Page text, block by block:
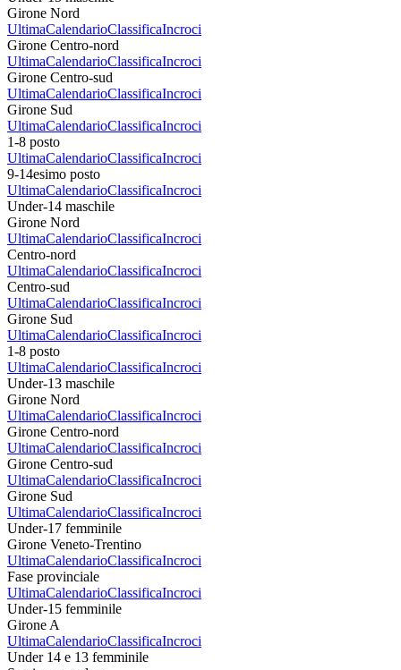
Girone Nord
UltimaCalendarioClassificaIncroci
Girone Centro-nord
UltimaCalendarioClassificaIncroci
Girone Centro-sud
UltimaCalendarioClassificaIncroci
Girone Sud
UltimaCalendarioClassificaIncroci
1-8 posto
UltimaCalendarioClassificaIncroci
9-14esimo posto
UltimaCalendarioClassificaIncroci
Under-14 maschile
Girone Nord
UltimaCalendarioClassificaIncroci
Centro-nord
UltimaCalendarioClassificaIncroci
Centro-sud
UltimaCalendarioClassificaIncroci
Girone Sud
UltimaCalendarioClassificaIncroci
1-8 posto
UltimaCalendarioClassificaIncroci
Under-13 maschile
Girone Nord
UltimaCalendarioClassificaIncroci
Girone Centro-nord
UltimaCalendarioClassificaIncroci
Girone Centro-sud
UltimaCalendarioClassificaIncroci
Girone Sud
UltimaCalendarioClassificaIncroci
Under-17 femminile
Girone Veneto-Trentino
UltimaCalendarioClassificaIncroci
Fase provinciale
UltimaCalendarioClassificaIncroci
Under-15 femminile
Girone A
UltimaCalendarioClassificaIncroci
Under 14 e 13 femminile